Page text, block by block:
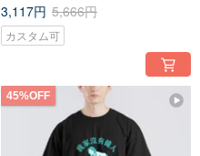
ャツ
3,117円 5,666円
カスタム可
45%OFF